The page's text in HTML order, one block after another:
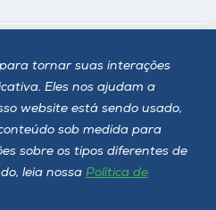
tornar suas interações
Eles nos ajudam a
website está sendo usado,
sob medida para
sobre os tipos diferentes de
leia nossa Política de